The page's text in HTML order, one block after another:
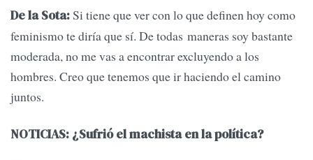
De la Sota:Si tiene que ver con lo que definen hoy como
feminismo te diría que sí. De todas maneras soy bastante
moderada, no me vas a encontrar excluyendo a los
hombres. Creo que tenemos que ir haciendo el camino
juntos.
NOTICIAS: ¿Sufrió el machista en la política?